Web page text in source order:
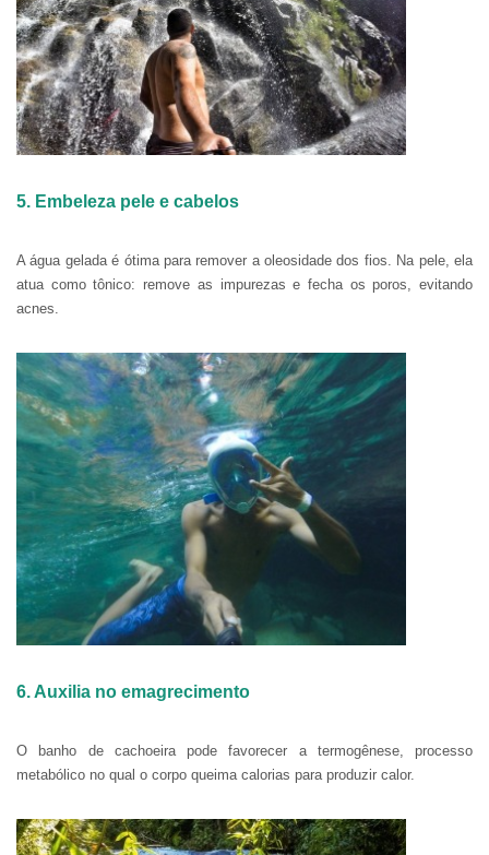
5. Embeleza pele e cabelos
A água gelada é ótima para remover a oleosidade dos fios. Na pele, ela
atua como tônico: remove as impurezas e fecha os poros, evitando
acnes.
6. Auxilia no emagrecimento
O banho de cachoeira pode favorecer a termogênese, processo
metabólico no qual o corpo queima calorias para produzir calor.